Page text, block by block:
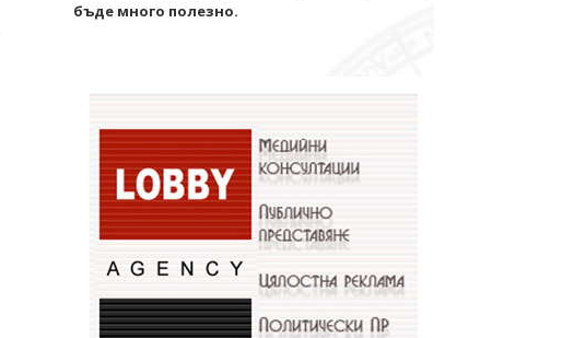
бъде много полезно.